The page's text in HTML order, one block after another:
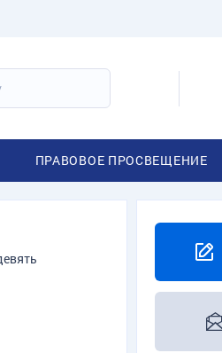
ПРАВОВОЕ ПРОСВЕЩЕНИЕ